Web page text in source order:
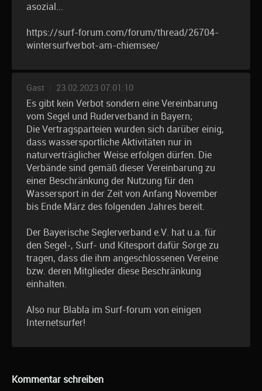
asozial...
https://surf-forum.com/forum/thread/26704-
wintersurfverbot-am-chiemsee/
Gast 23.02.2023 07:01:10
Es gibt kein Verbot sondern eine Vereinbarung
vom Segel und Ruderverband in Bayern;
Die Vertragsparteien wurden sich darüber einig,
dass wassersportliche Aktivitäten nur in
naturverträglicher Weise erfolgen dürfen. Die
Verbände sind gemäß dieser Vereinbarung zu
einer Beschränkung der Nutzung für den
Wassersport in der Zeit von Anfang November
bis Ende März des folgenden Jahres bereit.
Der Bayerische Seglerverband e.V. hat u.a. für
den Segel-, Surf- und Kitesport dafür Sorge zu
tragen, dass die ihm angeschlossenen Vereine
bzw. deren Mitglieder diese Beschränkung
einhalten.
Also nur Blabla im Surf-forum von einigen
Internetsurfer!
Kommentar schreiben